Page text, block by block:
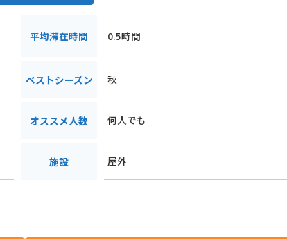
平均滞在時間 0.5時間
ベストシーズン 秋
オススメ人数 何人でも
施設 屋外